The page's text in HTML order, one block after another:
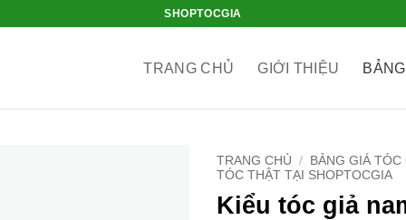
SHOPTOCGIA
TRANG CHỦ GIỚI THIỆU
TRANG CHỦ /
BẢNG GIÁ TÓC
TÓC THẬT TẠI SHOPTOCGIA
Kiểu tóc giả